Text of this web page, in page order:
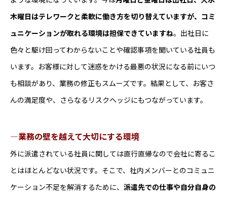
木曜日はテレワークと柔軟に働き方を切り替えていますが、コミ
ュニケーションが取れる環境は担保できていますね。出社日に
色々と駆け回ってわからないことや確認事項を聞いている社員も
います。お客様に対して迷惑をかける最悪の状況になる前にいつ
も相談があり、業務の修正もスムーズです。結果として、お客さ
んの満足度や、さらなるリスクヘッジにもつながっています。
―業務の壁を越えて大切にする環境
外に派遣されている社員に関しては直行直帰なので会社に寄るこ
とはほとんどない状況です。そこで、社内メンバーとのコミュニ
ケーション不足を解消するために、 派遣先での仕事や自分自身の